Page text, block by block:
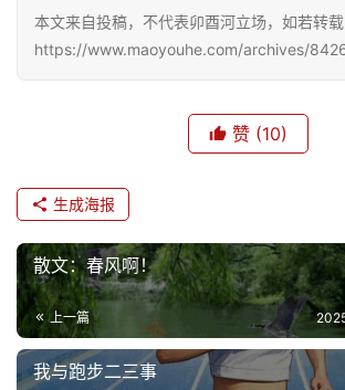
本文来自投稿，不代表卯酉河立场，如若转载
https://www.maoyouhe.com/archives/
赞 (10)
生成海报
散文：春风啊！
上一篇
我与跑步二三事